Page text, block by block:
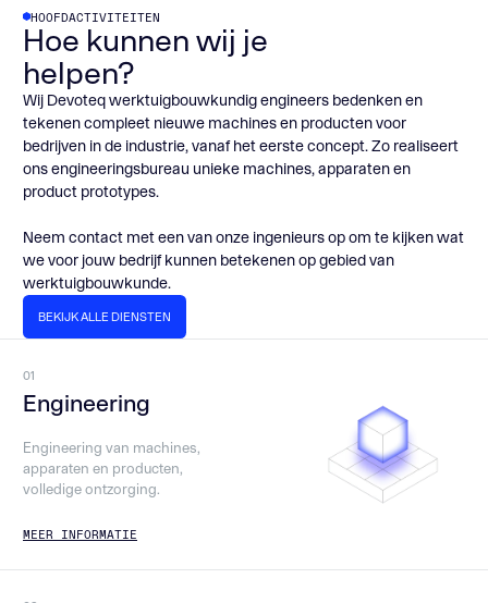
HOOFDACTIVITEITEN
Hoe kunnen wij je
helpen?
Wij Devoteq werktuigbouwkundig engineers bedenken en
tekenen compleet nieuwe machines en producten voor
bedrijven in de industrie, vanaf het eerste concept. Zo realiseert
ons engineeringsbureau unieke machines, apparaten en
product prototypes.
Neem contact met een van onze ingenieurs op om te kijken wat
we voor jouw bedrijf kunnen betekenen op gebied van
werktuigbouwkunde.
BEKIJK ALLE DIENSTEN
01
Engineering
Engineering van machines,
apparaten en producten,
volledige ontzorging.
MEER INFORMATIE